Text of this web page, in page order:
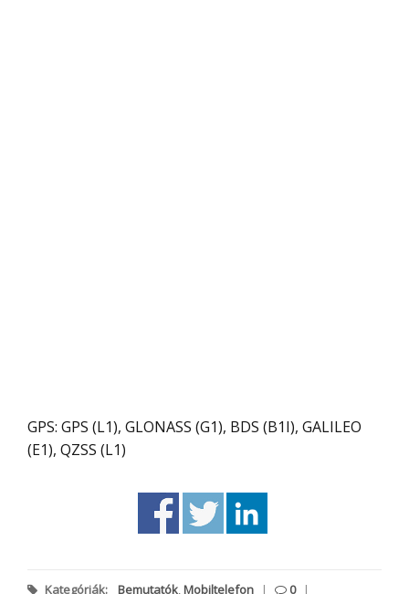
GPS: GPS (L1), GLONASS (G1), BDS (B1I), GALILEO
(E1), QZSS (L1)
Kategóriák: Bemutatók,Mobiltelefon | 0 |